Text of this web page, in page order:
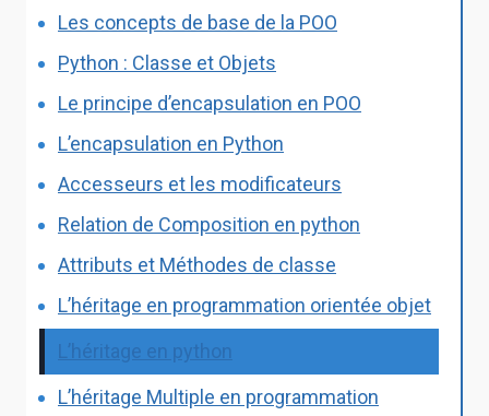
Les concepts de base de la POO
Python : Classe et Objets
Le principe d’encapsulation en POO
L’encapsulation en Python
Accesseurs et les modificateurs
Relation de Composition en python
Attributs et Méthodes de classe
L’héritage en programmation orientée objet
L’héritage en python
L’héritage Multiple en programmation